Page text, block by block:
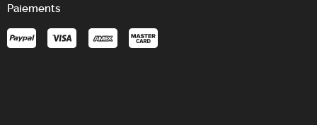
Paiements